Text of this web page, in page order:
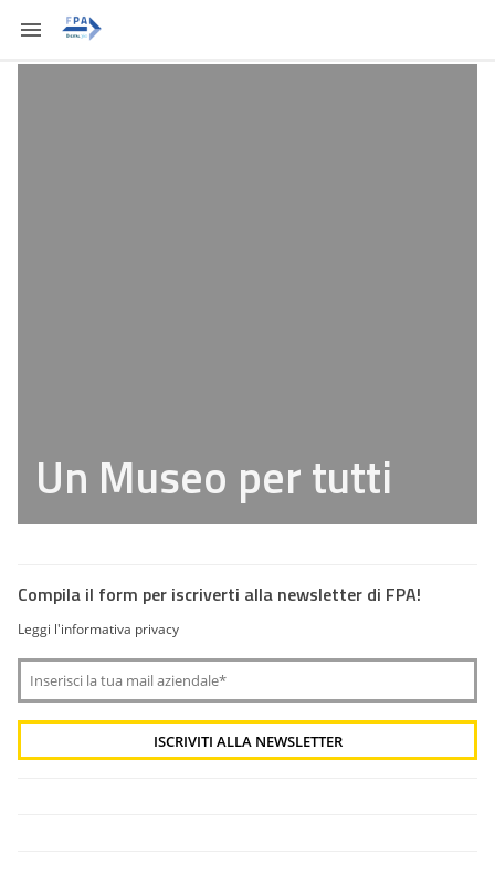
Un Museo per tutti
Compila il form per iscriverti alla newsletter di FPA!
Leggi l'informativa privacy